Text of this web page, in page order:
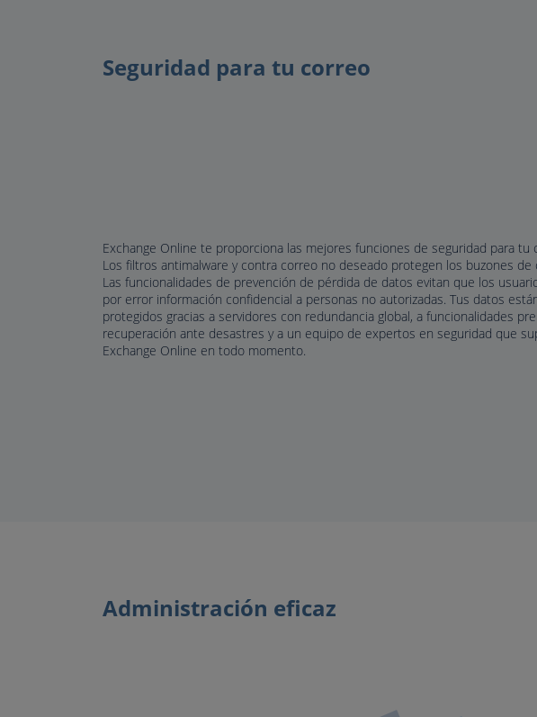
Seguridad para tu correo
Exchange Online te proporciona las mejores funciones de seguridad para tu
Los filtros antimalware y contra correo no deseado protegen los buzones de
Las funcionalidades de prevención de pérdida de datos evitan que los
por error información confidencial a personas no autorizadas. Tus datos
protegidos gracias a servidores con redundancia global, a funcionalidades
recuperación ante desastres y a un equipo de expertos en seguridad que
Exchange Online en todo momento.
Administración eficaz